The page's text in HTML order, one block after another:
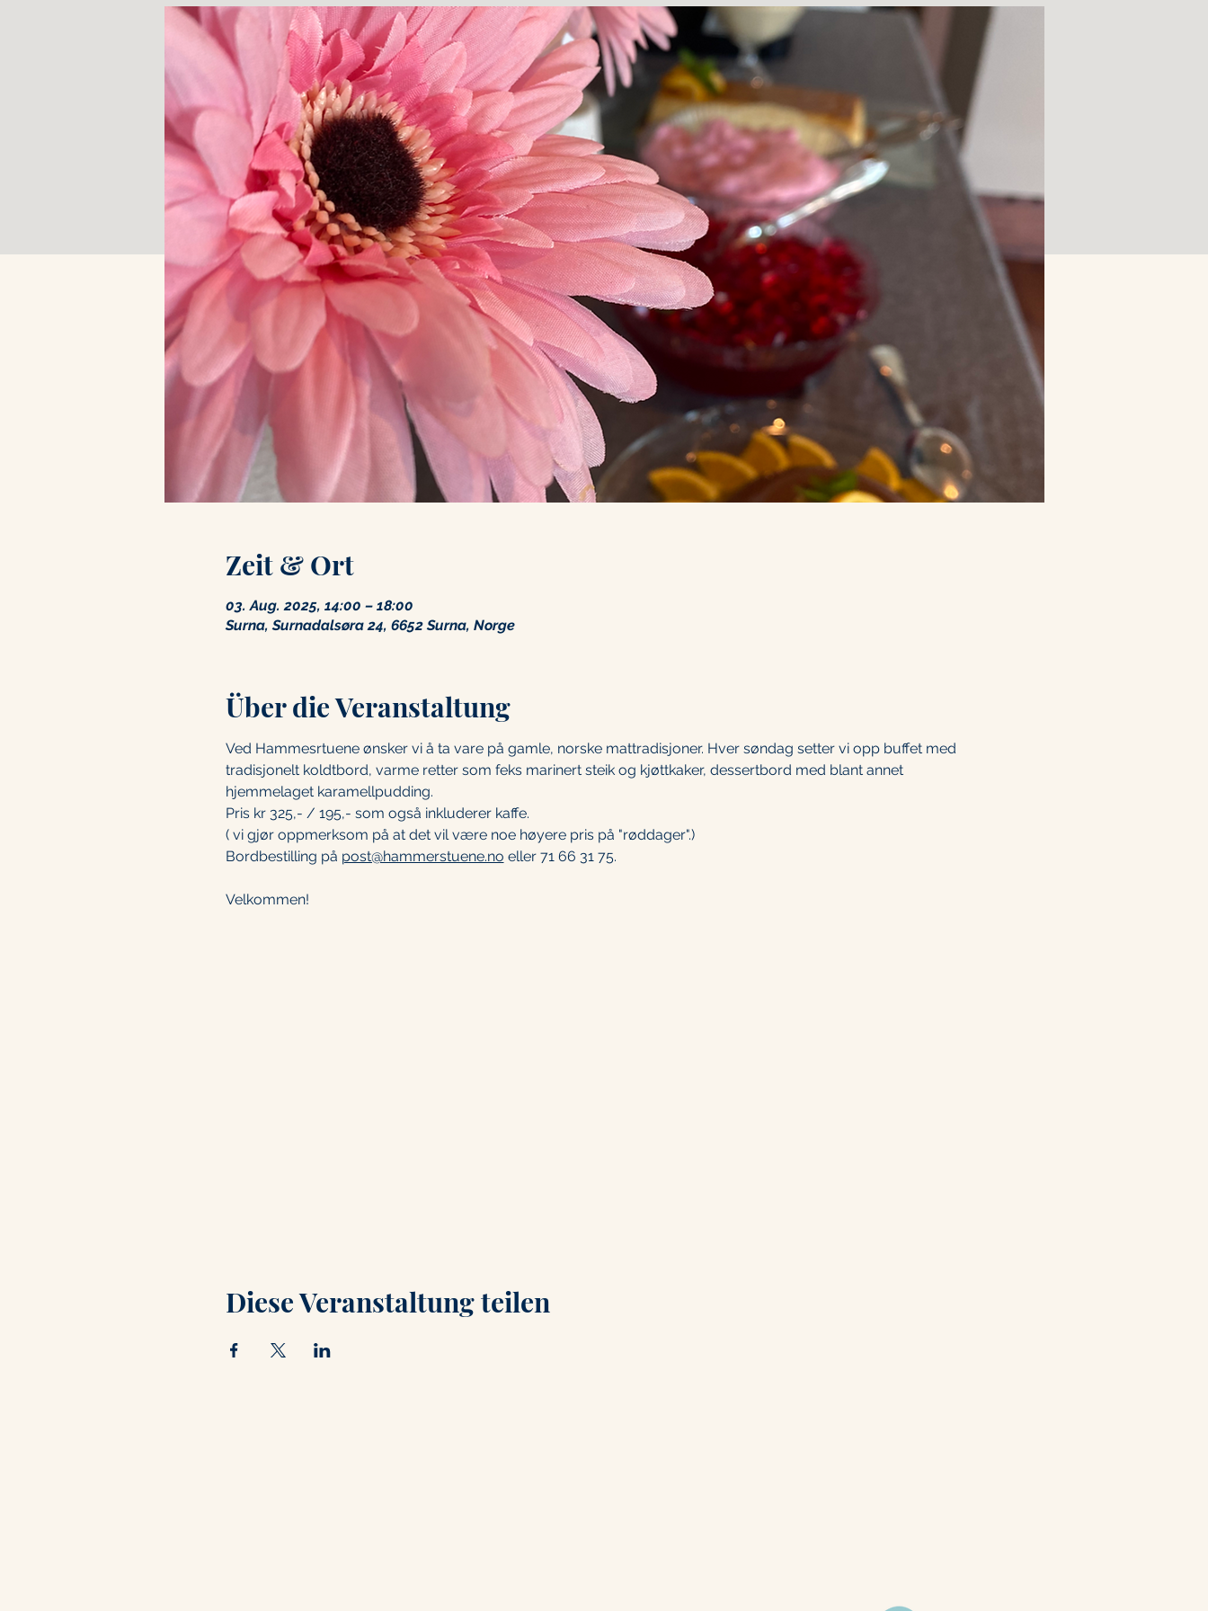
Zeit & Ort
03. Aug. 2025, 14:00 – 18:00
Surna, Surnadalsøra 24, 6652 Surna, Norge
Über die Veranstaltung
Ved Hammesrtuene ønsker vi å ta vare på gamle, norske mattradisjoner. Hver søndag setter vi opp buffet med
tradisjonelt koldtbord, varme retter som feks marinert steik og kjøttkaker, dessertbord med blant annet
hjemmelaget karamellpudding.
Pris kr 325,- / 195,- som også inkluderer kaffe.
( vi gjør oppmerksom på at det vil være noe høyere pris på "røddager".)
Bordbestilling på post@hammerstuene.no eller 71 66 31 75.
Velkommen!
Diese Veranstaltung teilen